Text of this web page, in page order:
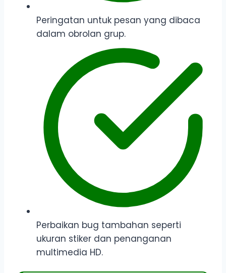
Peringatan untuk pesan yang dibaca
dalam obrolan grup.
Perbaikan bug tambahan seperti
ukuran stiker dan penanganan
multimedia HD.